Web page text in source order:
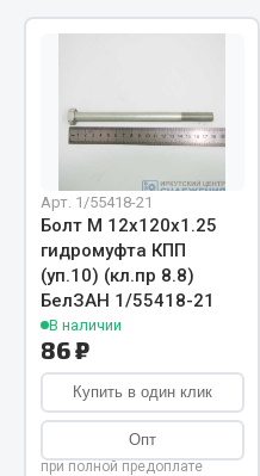
РТИ
Кольца уплотнительные
Лента конвейерная
Манжеты
Паронит
Патрубки
Прокладки
Арт. 1/55418-21
Болт М 12х120х1.25
гидромуфта КПП
(уп.10) (кл.пр 8.8)
БелЗАН 1/55418-21
В наличии
86 ₽
Купить в один клик
Опт
при полной предоплате